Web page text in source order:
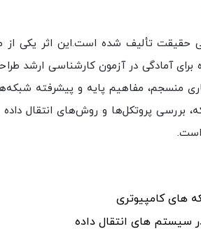
حقیقت تألیف شده است.این اثر یکی از
برای آمادگی در آزمون کارشناسی ارشد
منسجم، مفاهیم پایه و پیشرفته
بررسی پروتکل‌ها و روش‌های انتقال
است.
های کامپیوتری
سیستم های انتقال داده